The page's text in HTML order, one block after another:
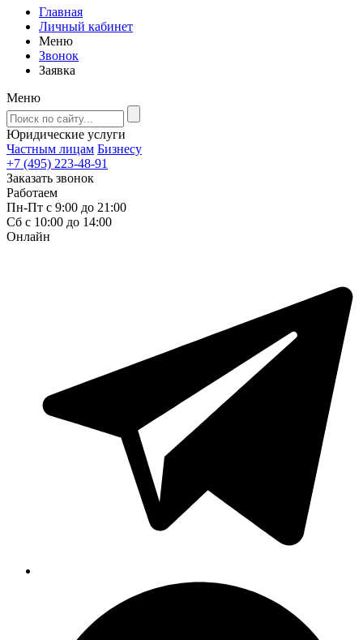
Главная
Личный кабинет
Меню
Звонок
Заявка
Меню
Юридические услуги
Частным лицам Бизнесу
+7 (495) 223-48-91
Заказать звонок
Работаем
Пн-Пт с 9:00 до 21:00
Сб с 10:00 до 14:00
Онлайн